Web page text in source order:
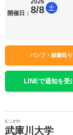
開催日：
2026
8/8 土
パンフ・願書取
LINEで通知を受
むこがわ
武庫川大学